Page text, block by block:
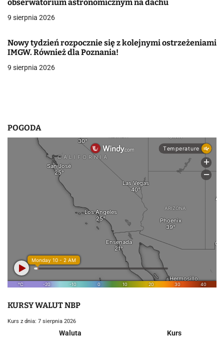
w
i
s
obserwatorium astronomicznym na dachu
9 sierpnia 2026
Nowy tydzień rozpocznie się z kolejnymi ostrzeżeniami
IMGW. Również dla Poznania!
9 sierpnia 2026
POGODA
KURSY WALUT NBP
Kurs z dnia: 7 sierpnia 2026
Waluta
Kurs